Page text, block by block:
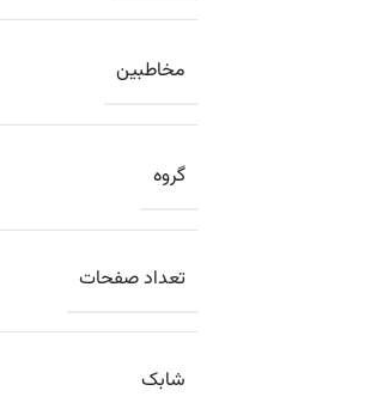
مخاطبین
گروه
تعداد صفحات
شابک